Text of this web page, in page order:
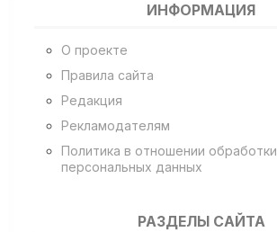
ИНФОРМАЦИЯ
О проекте
Правила сайта
Редакция
Рекламодателям
Политика в отношении обработки
персональных данных
РАЗДЕЛЫ САЙТА